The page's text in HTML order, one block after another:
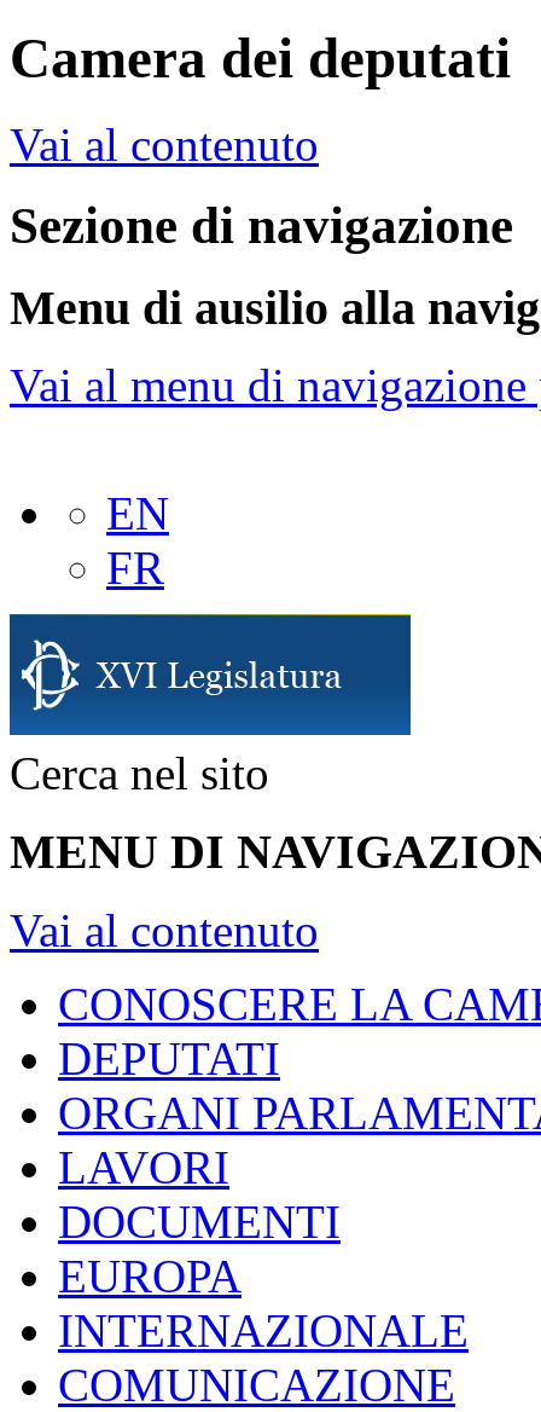
Camera dei deputati
Vai al contenuto
Sezione di navigazione
Menu di ausilio alla
Vai al menu di
EN
FR
Cerca nel sito
MENU DI
Vai al contenuto
CONOSCERE LA
DEPUTATI
ORGANI
LAVORI
DOCUMENTI
EUROPA
INTERNAZIONALE
COMUNICAZIONE